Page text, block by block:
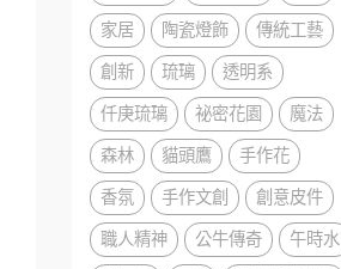
家居
陶瓷燈飾
傳統工藝
創新
琉璃
透明系
仟庚琉璃
祕密花園
魔法
森林
貓頭鷹
手作花
香氛
手作文創
創意皮件
職人精神
公牛傳奇
午時水